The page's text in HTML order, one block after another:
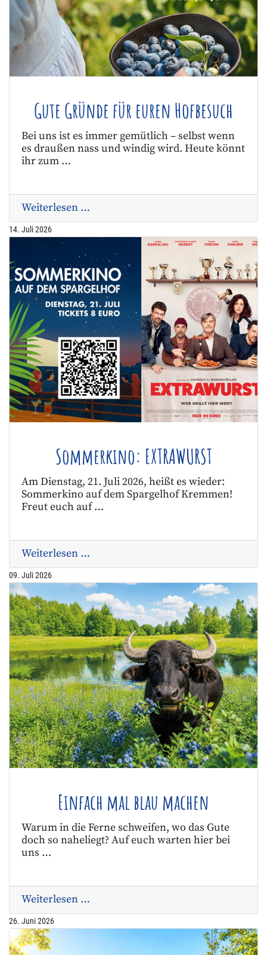
Gute Gründe für euren Hofbesuch
Bei uns ist es immer gemütlich – selbst wenn
es draußen nass und windig wird. Heute könnt
ihr zum …
Weiterlesen …
14. Juli 2026
Sommerkino: EXTRAWURST
Am Dienstag, 21. Juli 2026, heißt es wieder:
Sommerkino auf dem Spargelhof Kremmen!
Freut euch auf …
Weiterlesen …
09. Juli 2026
Einfach mal blau machen
Warum in die Ferne schweifen, wo das Gute
doch so naheliegt? Auf euch warten hier bei
uns …
Weiterlesen …
26. Juni 2026